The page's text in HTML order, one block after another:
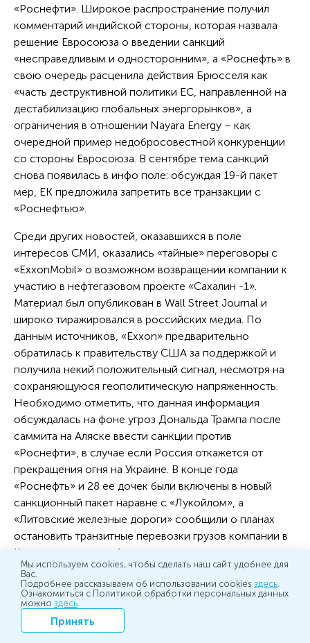
«Роснефти». Широкое распространение получил
комментарий индийской стороны, которая назвала
решение Евросоюза о введении санкций
«несправедливым и односторонним», а «Роснефть» в
свою очередь расценила действия Брюсселя как
«часть деструктивной политики ЕС, направленной на
дестабилизацию глобальных энергорынков», а
ограничения в отношении Nayara Energy – как
очередной пример недобросовестной конкуренции
со стороны Евросоюза. В сентябре тема санкций
снова появилась в инфо поле: обсуждая 19-й пакет
мер, ЕК предложила запретить все транзакции с
«Роснефтью».
Среди других новостей, оказавшихся в поле
интересов СМИ, оказались «тайные» переговоры с
«ExxonMobil» о возможном возвращении компании к
участию в нефтегазовом проекте «Сахалин -1».
Материал был опубликован в Wall Street Journal и
широко тиражировался в российских медиа. По
данным источников, «Exxon» предварительно
обратилась к правительству США за поддержкой и
получила некий положительный сигнал, несмотря на
сохраняющуюся геополитическую напряженность.
Необходимо отметить, что данная информация
обсуждалась на фоне угроз Дональда Трампа после
саммита на Аляске ввести санкции против
«Роснефти», в случае если Россия откажется от
прекращения огня на Украине. В конце года
«Роснефть» и 28 ее дочек были включены в новый
санкционный пакет наравне с «Лукойлом», а
«Литовские железные дороги» сообщили о планах
остановить транзитные перевозки грузов компании в
Калининградскую область.
СМИ следили за стоимостью акций компании. В
январе бумаги снизились на фоне дивидендного гэпа.
После этого «Роснефть» уступила лидерство по
капитализации на Мосбирже Сбербанку. Широкое
Мы используем cookies, чтобы сделать наш сайт удобнее для
Вас.
Подробнее рассказываем об использовании cookies здесь.
Ознакомиться с Политикой обработки персональных данных
можно здесь.
Принять